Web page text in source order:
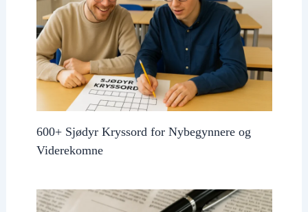
600+ Sjødyr Kryssord for Nybegynnere og
Viderekomne